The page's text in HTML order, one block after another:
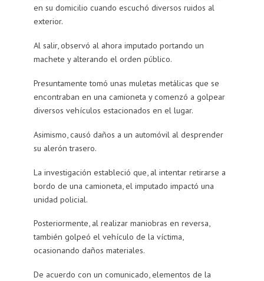
en su domicilio cuando escuchó diversos ruidos al
exterior.
Al salir, observó al ahora imputado portando un
machete y alterando el orden público.
Presuntamente tomó unas muletas metálicas que se
encontraban en una camioneta y comenzó a golpear
diversos vehículos estacionados en el lugar.
Asimismo, causó daños a un automóvil al desprender
su alerón trasero.
La investigación estableció que, al intentar retirarse a
bordo de una camioneta, el imputado impactó una
unidad policial.
Posteriormente, al realizar maniobras en reversa,
también golpeó el vehículo de la víctima,
ocasionando daños materiales.
De acuerdo con un comunicado, elementos de la